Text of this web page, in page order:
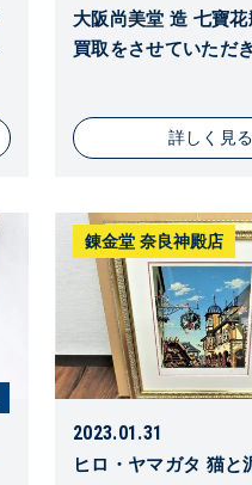
大阪尚美堂 造 七寶
買取をさせていただ
詳しく見る
錬金堂 奈良神殿店
2023.01.31
ヒロ・ヤマガタ 猫と